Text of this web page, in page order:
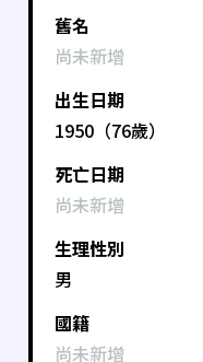
舊名
尚未新增
出生日期
1950（76歲）
死亡日期
尚未新增
生理性別
男
國籍
尚未新增